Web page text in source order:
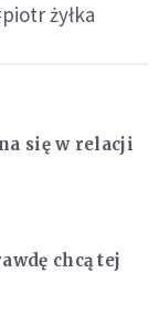
żyłka
się w relacji
chcą tej